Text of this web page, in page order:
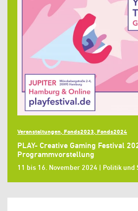
Veranstaltungen, Fonds2023, Fonds2024
PLAY- Creative Gaming Festival
Programmvorstellung
11 bis 16. November 2024 | Politik und